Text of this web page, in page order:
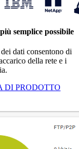
semplice possibile
dati consentono di
della rete e i
DI PRODOTTO